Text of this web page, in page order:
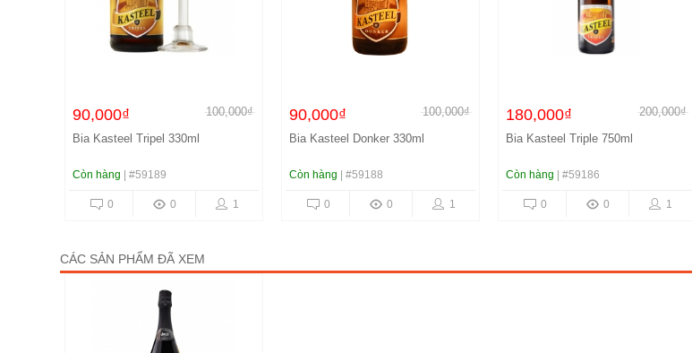
90,000₫
100,000₫
Bia Kasteel Tripel 330ml
Còn hàng | #59189
1
0
0
90,000₫
100,000₫
Bia Kasteel Donker 330ml
Còn hàng | #59188
1
0
0
180,000₫
200,000₫
Bia Kasteel Triple 750ml
Còn hàng | #59186
1
0
0
CÁC SẢN PHẨM ĐÃ XEM